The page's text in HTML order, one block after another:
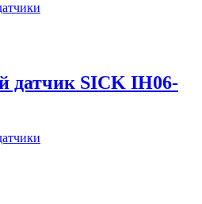
датчик SICK IH06-